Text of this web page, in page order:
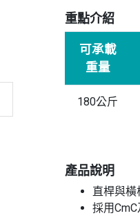
重點介紹
可承載
重量
180公斤
產品說明
直桿與橫
採用CmC